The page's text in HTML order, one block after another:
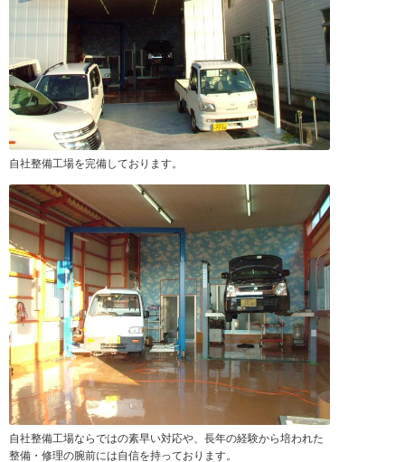
自社整備工場を完備しております。
自社整備工場ならではの素早い対応や、長年の経験から培われた
整備・修理の腕前には自信を持っております。